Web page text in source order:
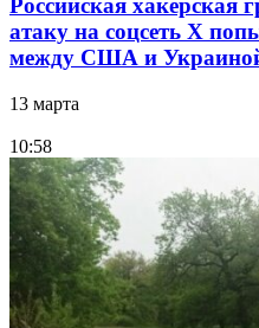
Российская хакерская
атаку на соцсеть Х
между США и
13 марта
10:58